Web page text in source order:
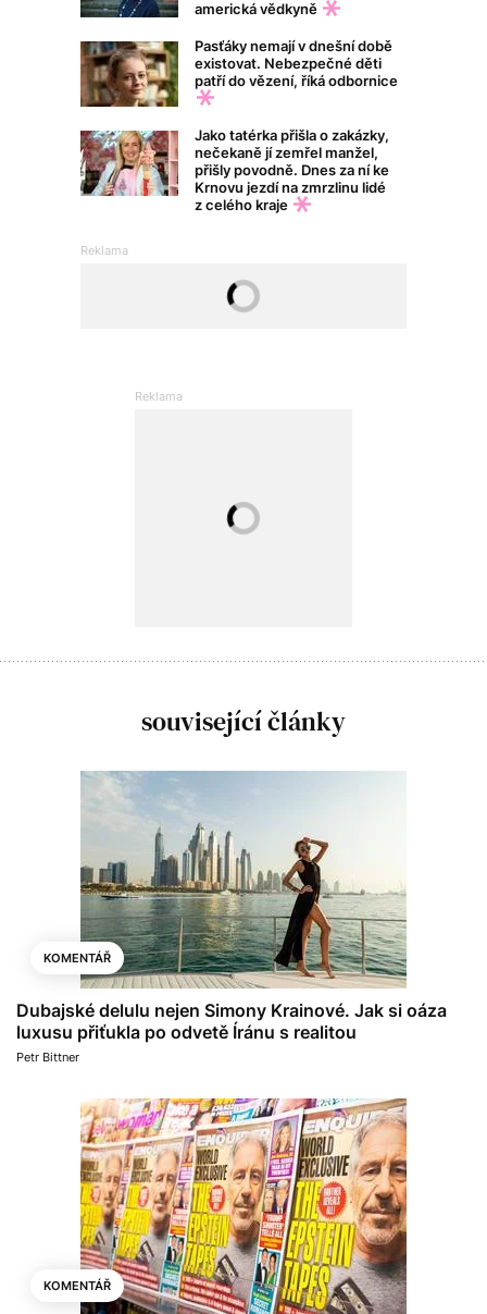
americká vědkyně
Pasťáky nemají v dnešní době
existovat. Nebezpečné děti
patří do vězení, říká odbornice
Jako tatérka přišla o zakázky,
nečekaně jí zemřel manžel,
přišly povodně. Dnes za ní ke
Krnovu jezdí na zmrzlinu lidé
z celého kraje
související články
KOMENTÁŘ
Dubajské delulu nejen Simony Krainové. Jak si oáza
luxusu přiťukla po odvetě Íránu s realitou
Petr Bittner
KOMENTÁŘ